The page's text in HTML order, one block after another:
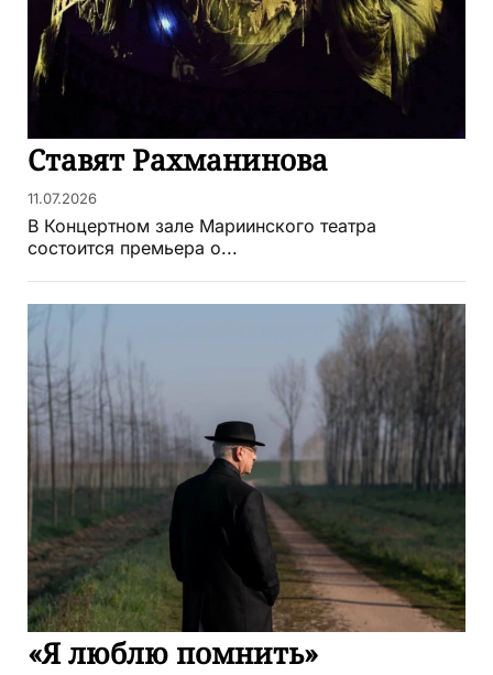
Ставят Рахманинова
11.07.2026
В Концертном зале Мариинского театра
состоится премьера о...
«Я люблю помнить»